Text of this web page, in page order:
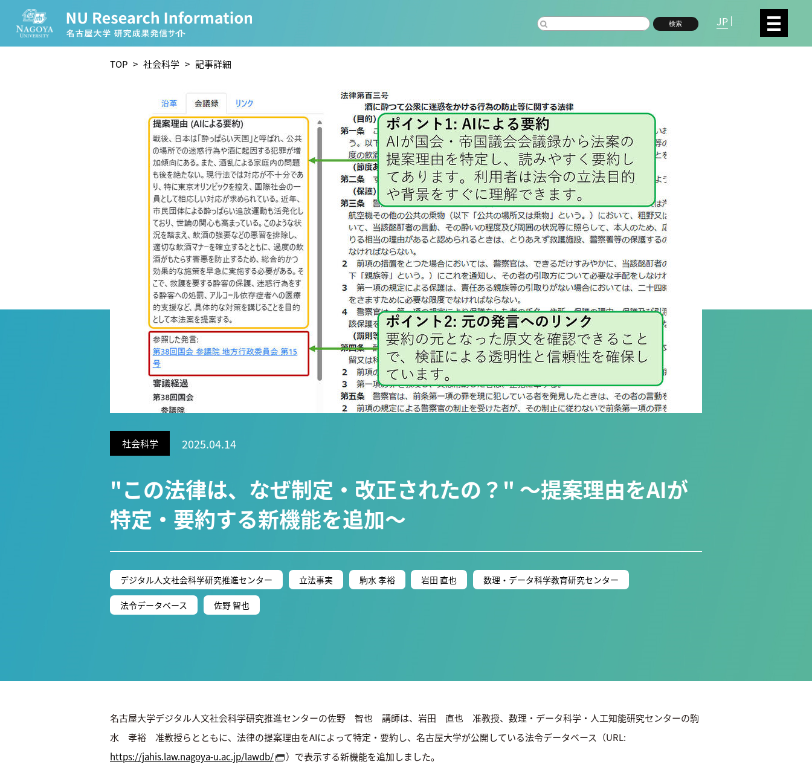
検索 JP
CATEGORY
化学 医歯薬学 工学 情報学 数物系科学
工学研究科 (211) 医学系研究科 (177) 生命農学研究科 (116) トランスフォーマティブ生命分子研究所 (75) 環境学研究科 (67)
未来材料・システム研究所 (61) 情報学研究科 (47) 植物 (33) 機械学習 (31) 高等研究院 (26)
生物機能開発利用研究センタ
環境医学研究所 (23) 進化 (23) 未来社会創造機構 (22) 宇宙 (21) 創薬科学研究科 (20) シロイヌナズナ (19) オーロラ (17)
Research VIDEOS
Researchers' VOICE
名古屋大学基金
TOP > 社会科学 > 記事詳細
社会科学 2025.04.14
"この法律は、なぜ制定・改正されたの？" ～提案理由をAIが
特定・要約する新機能を追加～
デジタル人文社会科学研究推進センター 立法事実 駒水 孝裕 岩田 直也 数理・データ科学教育研究センター
法令データベース 佐野 智也
名古屋大学デジタル人文社会科学研究推進センターの佐野 智也 講師は、岩田 直也 准教授、数理・データ科学・人工知能研究センターの駒
水 孝裕 准教授らとともに、法律の提案理由をAIによって特定・要約し、名古屋大学が公開している法令データベース（URL:
https://jahis.law.nagoya-u.ac.jp/lawdb/
）で表示する新機能を追加しました。